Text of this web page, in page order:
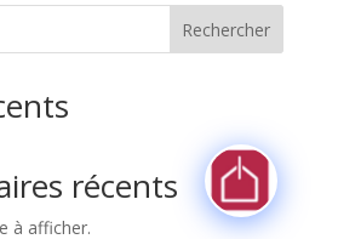
Rechercher
récents
à afficher.